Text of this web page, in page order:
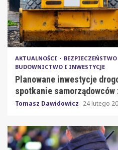
AKTUALNOŚCI
BUDOWNICTWO I INWESTYCJE
Planowane inwestycje
spotkanie samorządowców
Tomasz Dawidowicz 24 lutego